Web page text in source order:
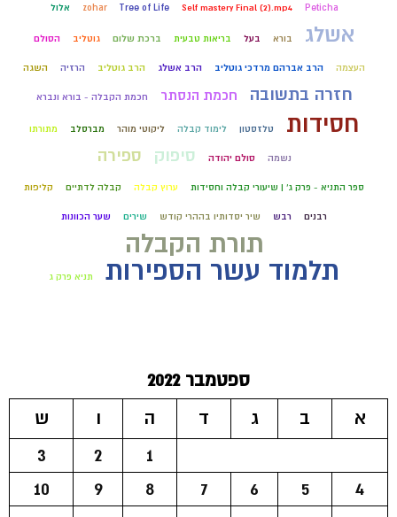
Peticha
Self mastery Final (2).mp4
Tree of Life
zohar אלול
אשלג בורא בעל בריאות טבעית ברכת שלום גוטליב הסולם
העצמה הרב אברהם מרדכי גוטליב הרב אשלג הרב גוטליב הרזיה השגה
חזרה בתשובה חכמת הנסתר חכמת הקבלה - בורא ונברא
חסידות טלזסטון לימוד קבלה ליקוטי מוהר מברסלב מתורתו
נשמה סולם יהודה סיפוק ספירה
ספר התניא - פרק ג' | שיעורי קבלה וחסידות ערוץ קבלה קבלה לדתיים קליפות
רבנים רבש שיר יסדותיו בההרי קודש שירים שער הכוונות
תורת הקבלה
תלמוד עשר הספירות תניא פרק ג
ספטמבר 2022
א
ב ג ד ה ו
ש
1
2
3
4
5
6
7
8
9
10